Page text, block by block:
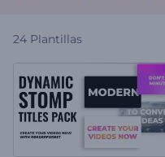
24 Plantillas